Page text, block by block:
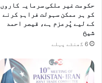
حکومت غیر ملکی سرمایہ کاروں
کو ہر ممکن سہولت فراہم کرنے
کے لیے پُرعزم ہے، قیصر احمد
شیخ
6 گھنٹے پہلے